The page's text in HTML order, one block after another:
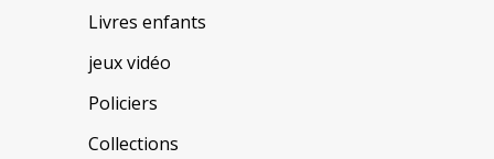
Livres enfants
jeux vidéo
Policiers
Collections